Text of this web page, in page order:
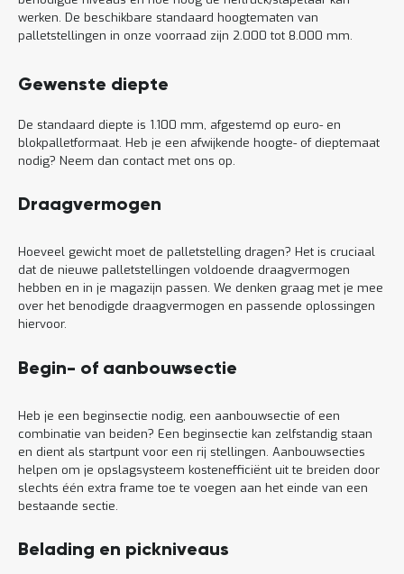
werken. De beschikbare standaard hoogtematen van
palletstellingen in onze voorraad zijn 2.000 tot 8.000 mm.
Gewenste diepte
De standaard diepte is 1.100 mm, afgestemd op euro- en
blokpalletformaat. Heb je een afwijkende hoogte- of dieptemaat
nodig? Neem dan contact met ons op.
Draagvermogen
Hoeveel gewicht moet de palletstelling dragen? Het is cruciaal
dat de nieuwe palletstellingen voldoende draagvermogen
hebben en in je magazijn passen. We denken graag met je mee
over het benodigde draagvermogen en passende oplossingen
hiervoor.
Begin- of aanbouwsectie
Heb je een beginsectie nodig, een aanbouwsectie of een
combinatie van beiden? Een beginsectie kan zelfstandig staan
en dient als startpunt voor een rij stellingen. Aanbouwsecties
helpen om je opslagsysteem kostenefficiënt uit te breiden door
slechts één extra frame toe te voegen aan het einde van een
bestaande sectie.
Belading en pickniveaus